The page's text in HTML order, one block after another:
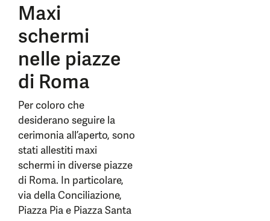
Maxi
schermi
nelle piazze
di Roma
Per coloro che
desiderano seguire la
cerimonia all’aperto, sono
stati allestiti maxi
schermi in diverse piazze
di Roma. In particolare,
via della Conciliazione,
Piazza Pia e Piazza Santa